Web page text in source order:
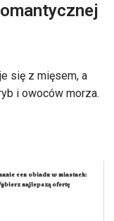
się z mięsem, a
i owoców morza.
cen obiadu w miastach:
najlepszą ofertę